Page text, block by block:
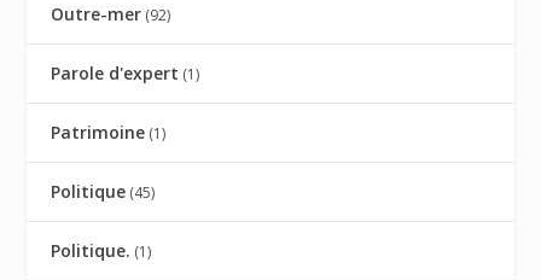
Outre-mer (92)
Parole d'expert (1)
Patrimoine (1)
Politique (45)
Politique. (1)